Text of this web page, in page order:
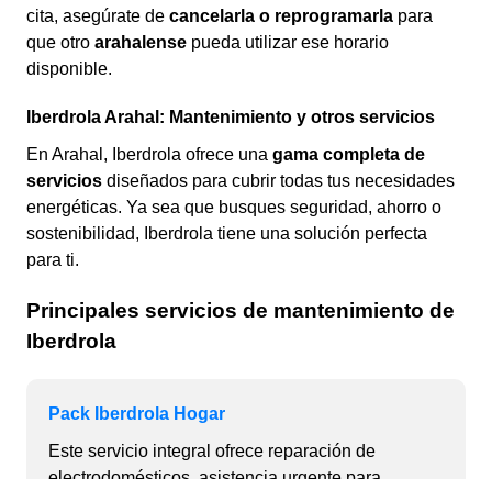
cita, asegúrate de cancelarla o reprogramarla para
que otro arahalense pueda utilizar ese horario
disponible.
Iberdrola Arahal: Mantenimiento y otros servicios
En Arahal, Iberdrola ofrece una gama completa de
servicios diseñados para cubrir todas tus necesidades
energéticas. Ya sea que busques seguridad, ahorro o
sostenibilidad, Iberdrola tiene una solución perfecta
para ti.
Principales servicios de mantenimiento de
Iberdrola
Pack Iberdrola Hogar
Este servicio integral ofrece reparación de